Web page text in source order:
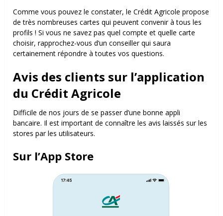
Comme vous pouvez le constater, le Crédit Agricole propose
de très nombreuses cartes qui peuvent convenir à tous les
profils ! Si vous ne savez pas quel compte et quelle carte
choisir, rapprochez-vous d’un conseiller qui saura
certainement répondre à toutes vos questions.
Avis des clients sur l’application
du Crédit Agricole
Difficile de nos jours de se passer d’une bonne appli
bancaire. Il est important de connaître les avis laissés sur les
stores par les utilisateurs.
Sur l’App Store